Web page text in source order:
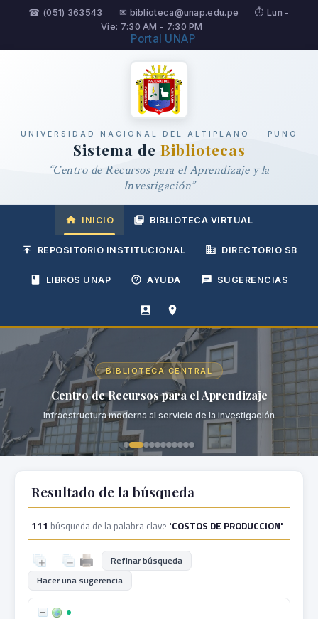
☎ (051) 363543 ✉ biblioteca@unap.edu.pe
⏱ Lun -
Vie: 7:30 AM - 7:30 PM
Portal UNAP
UNIVERSIDAD NACIONAL DEL ALTIPLANO — PUNO
Sistema de Bibliotecas
“Centro de Recursos para el Aprendizaje y la
Investigación”
INICIO BIBLIOTECA VIRTUAL
REPOSITORIO INSTITUCIONAL DIRECTORIO SB
LIBROS UNAP AYUDA SUGERENCIAS
BIBLIOTECA CENTRAL
Centro de Recursos para el Aprendizaje
Infraestructura moderna al servicio de la investigación
Resultado de la búsqueda
111 búsqueda de la palabra clave 'COSTOS DE PRODUCCION'
Refinar búsqueda
Hacer una sugerencia